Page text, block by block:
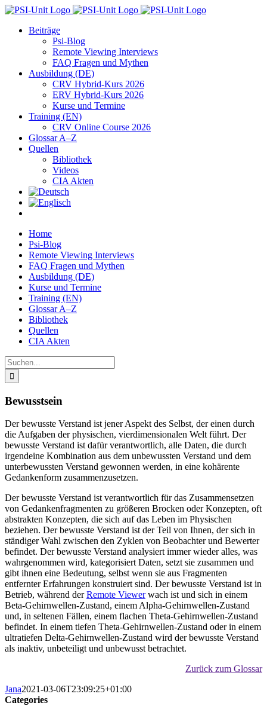
Zum
springenBeiträge
Psi-Blog
Remote Viewing Interviews
FAQ Fragen und Mythen
Ausbildung (DE)
CRV Hybrid-Kurs 2026
ERV Hybrid-Kurs 2026
Kurse und Termine
Training (EN)
CRV Online Course 2026
Glossar A–Z
Quellen
Bibliothek
Videos
CIA Akten
Home
Psi-Blog
Remote Viewing Interviews
FAQ Fragen und Mythen
Ausbildung (DE)
Kurse und Termine
Training (EN)
Glossar A–Z
Bibliothek
Quellen
CIA Akten
Suche
nach:
Bewusstsein
Der bewusste Verstand ist jener Aspekt des Selbst, der einen durch
die Aufgaben der physischen, vierdimensionalen Welt führt. Der
bewusste Verstand ist dafür verantwortlich, alle Daten, die durch
irgendeine Kombination aus dem unbewussten Verstand und dem
unterbewussten Verstand gewonnen werden, in eine kohärente
Gedankenform zusammenzusetzen.
Der bewusste Verstand ist verantwortlich für das Zusammensetzen
von Gedankenfragmenten zu größeren Brocken oder Konzepten, oft
abstrakten Konzepten, die sich auf das Leben im Physischen
beziehen. Der bewusste Verstand ist der Teil von Ihnen, der sich in
ständiger Wahl zwischen den Zyklen von Beobachter und Bewerter
befindet. Der bewusste Verstand analysiert immer wieder alles, was
wahrgenommen wird, kategorisiert Daten, setzt sie zusammen und
gibt ihnen eine Bedeutung, selbst wenn sie aus Fragmenten
entfernter Erfahrungen konstruiert sind. Der bewusste Verstand ist in
Betrieb, während derRemote Viewerwach ist und sich in einem
Beta-Gehirnwellen-Zustand, einem Alpha-Gehirnwellen-Zustand
und, in seltenen Fällen, einem flachen Theta-Gehirnwellen-Zustand
befindet. In einem tiefen Theta-Gehirnwellen-Zustand oder in einem
ultratiefen Delta-Gehirnwellen-Zustand wird der bewusste Verstand
als inaktiv, unbeteiligt und unbewusst betrachtet.
Zurück zum Glossar
Jana2021-03-06T23:09:25+01:00
Categories